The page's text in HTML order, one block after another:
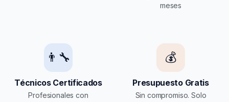
meses
👨‍🔧
Técnicos Certificados
Profesionales con
💰
Presupuesto Gratis
Sin compromiso. Solo